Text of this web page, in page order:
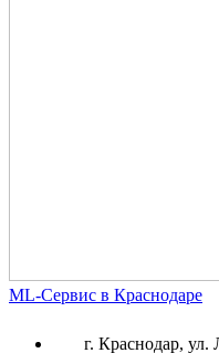
ML-Сервис в Краснодаре
г. Краснодар, ул.